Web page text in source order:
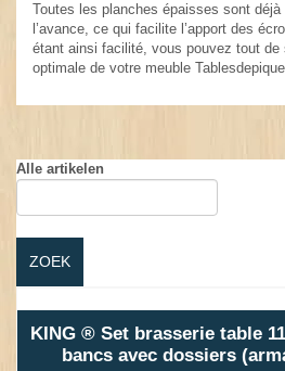
Toutes les planches épaisses sont
l’avance, ce qui facilite l’apport des
étant ainsi facilité, vous pouvez tout
optimale de votre meuble
Alle artikelen
ZOEK
KING ® Set brasserie table
bancs avec dossiers